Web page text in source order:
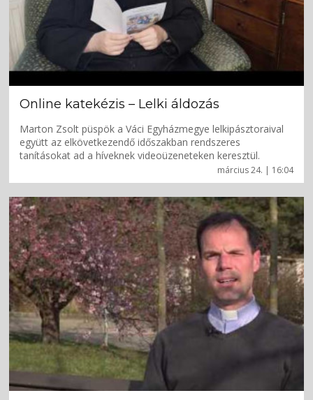
március 24. | 16:04
Online katekézis – Lelki áldozás
Marton Zsolt püspök a Váci Egyházmegye lelkipásztoraival
együtt az elkövetkezendő időszakban rendszeres
tanításokat ad a híveknek videoüzeneteken keresztül.